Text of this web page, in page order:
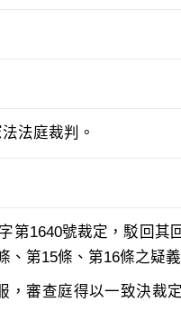
法庭裁判。
第1640號裁定，駁回其
，審查庭得以一致決裁